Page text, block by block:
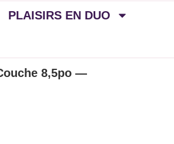
PLAISIRS EN DUO
8,5po —